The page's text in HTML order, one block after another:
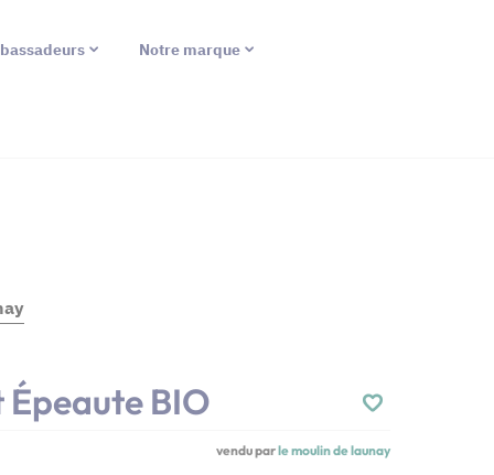
Notre marque
BIO
vendu parle moulin de launay